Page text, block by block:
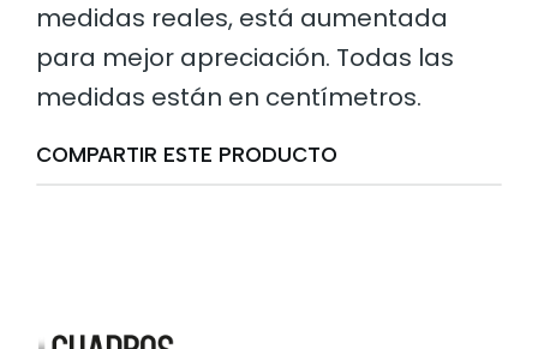
medidas reales, está aumentada
para mejor apreciación. Todas las
medidas están en centímetros.
COMPARTIR ESTE PRODUCTO